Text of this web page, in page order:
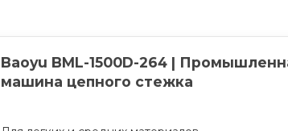
Baoyu BML-1500D-264 |
машина цепного стежка